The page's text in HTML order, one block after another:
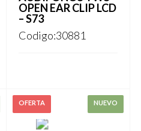
OPEN EAR CLIP LCD
– S73
Codigo:30881